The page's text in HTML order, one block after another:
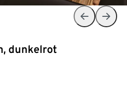
dunkelrot